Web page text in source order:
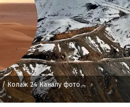
/ Колаж 24 Каналу фото